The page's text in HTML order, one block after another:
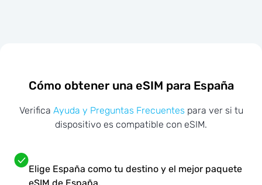
Cómo obtener una eSIM para España
Verifica Ayuda y Preguntas Frecuentes para ver si tu
dispositivo es compatible con eSIM.
Elige España como tu destino y el mejor paquete